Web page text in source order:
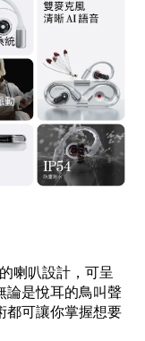
喇叭設計，可呈
論是悅耳的鳥叫聲
都可讓你掌握想要